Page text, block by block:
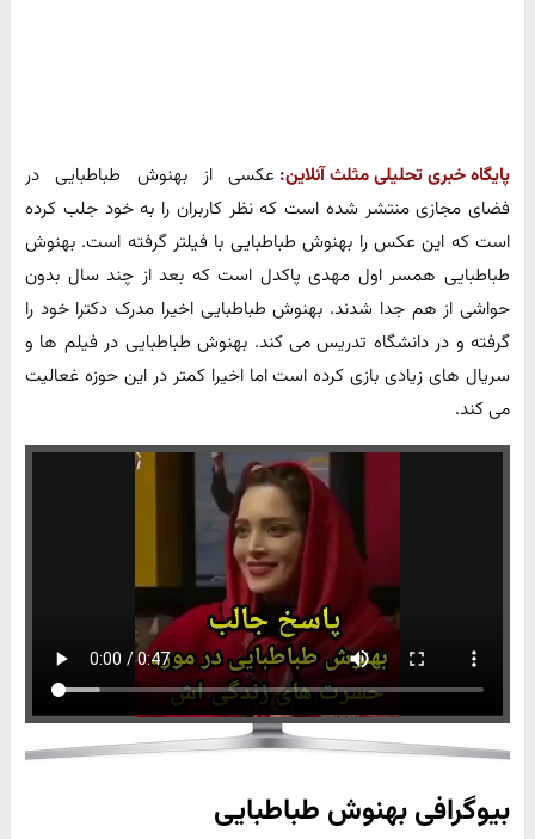
پایگاه خبری تحلیلی مثلث آنلاین: عکسی از بهنوش طباطبایی در
فضای مجازی منتشر شده است که نظر کاربران را به خود جلب کرده
است که این عکس را بهنوش طباطبایی با فیلتر گرفته است. بهنوش
طباطبایی همسر اول مهدی پاکدل است که بعد از چند سال بدون
حواشی از هم جدا شدند. بهنوش طباطبایی اخیرا مدرک دکترا خود را
گرفته و در دانشگاه تدریس می کند. بهنوش طباطبایی در فیلم ها و
سریال های زیادی بازی کرده است اما اخیرا کمتر در این حوزه غعالیت
می کند.
بیوگرافی بهنوش طباطبایی